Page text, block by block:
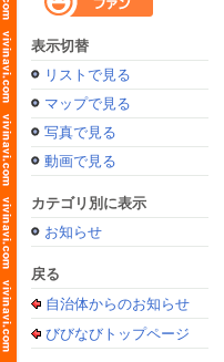
表示切替
リストで見る
マップで見る
写真で見る
動画で見る
カテゴリ別に表示
お知らせ
戻る
自治体からのお知らせ
びびなびトップページ